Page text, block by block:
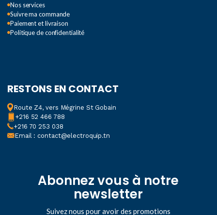
Nos services
Suivre ma commande
Paiement et livraison
Politique de confidentialité
RESTONS EN CONTACT
Route Z4, vers Mégrine St Gobain
+216 52 466 788
+216 70 253 038
Email : contact@electroquip.tn
Abonnez vous à notre
newsletter
Suivez nous pour avoir des promotions